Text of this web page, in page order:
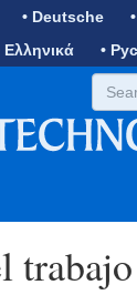
• Deutsche
Ελληνικά •